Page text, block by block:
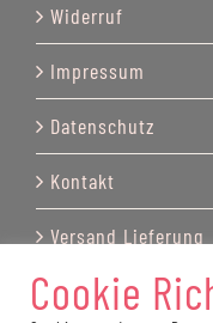
Widerruf
Impressum
Datenschutz
Kontakt
Versand Lieferung
Cookie